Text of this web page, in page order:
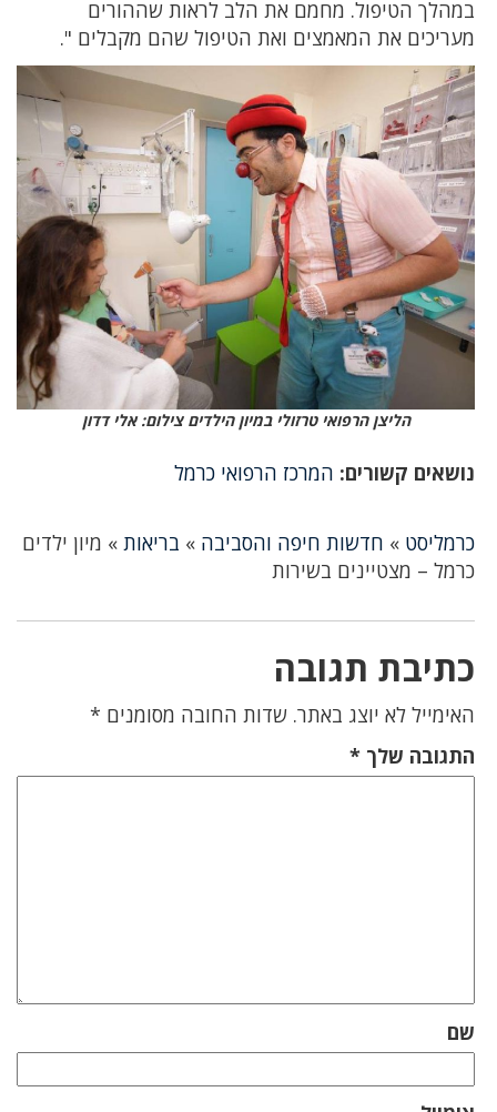
במהלך הטיפול. מחמם את הלב לראות שההורים
מעריכים את המאמצים ואת הטיפול שהם מקבלים ".
הליצן הרפואי טרזולי במיון הילדים צילום: אלי דדון
נושאים קשורים: המרכז הרפואי כרמל
כרמליסט » חדשות חיפה והסביבה » בריאות » מיון ילדים
כרמל – מצטיינים בשירות
כתיבת תגובה
האימייל לא יוצג באתר. שדות החובה מסומנים *
התגובה שלך *
שם